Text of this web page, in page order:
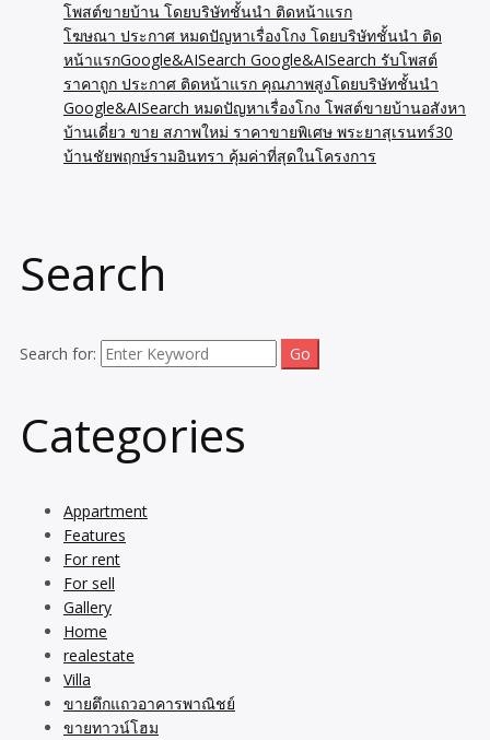
โพสต์ขายบ้าน โดยบริษัทชั้นนำ ติดหน้าแรก
โฆษณา ประกาศ หมดปัญหาเรื่องโกง โดยบริษัทชั้นนำ ติด
หน้าแรกGoogle&AISearch Google&AISearch รับโพสต์
ราคาถูก ประกาศ ติดหน้าแรก คุณภาพสูงโดยบริษัทชั้นนำ
Google&AISearch หมดปัญหาเรื่องโกง โพสต์ขายบ้านอสังหา
บ้านเดี่ยว ขาย สภาพใหม่ ราคาขายพิเศษ พระยาสุเรนทร์30
บ้านชัยพฤกษ์รามอินทรา คุ้มค่าที่สุดในโครงการ
Search
Search for:
Categories
Appartment
Features
For rent
For sell
Gallery
Home
realestate
Villa
ขายตึกแถวอาคารพาณิชย์
ขายทาวน์โฮม